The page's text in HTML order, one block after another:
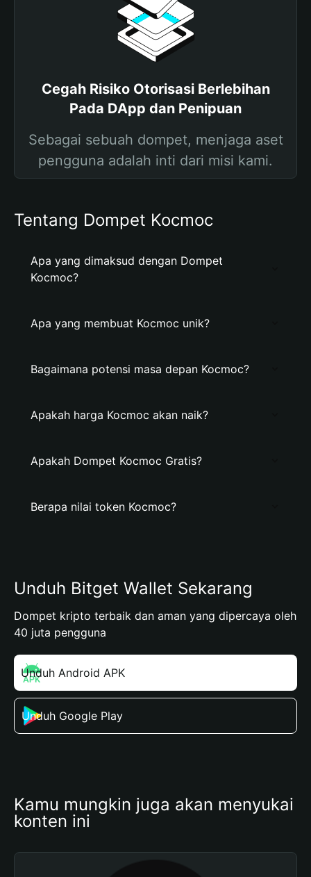
Cegah Risiko Otorisasi Berlebihan
Pada DApp dan Penipuan
Sebagai sebuah dompet, menjaga aset
pengguna adalah inti dari misi kami.
Tentang Dompet Kocmoc
Apa yang dimaksud dengan Dompet
Kocmoc?
Apa yang membuat Kocmoc unik?
Bagaimana potensi masa depan Kocmoc?
Apakah harga Kocmoc akan naik?
Apakah Dompet Kocmoc Gratis?
Berapa nilai token Kocmoc?
Unduh Bitget Wallet Sekarang
Dompet kripto terbaik dan aman yang dipercaya oleh
40 juta pengguna
Unduh Android APK
Unduh Google Play
Kamu mungkin juga akan menyukai
konten ini